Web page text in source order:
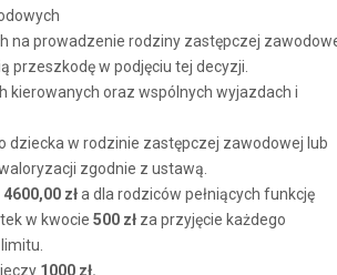
na prowadzenie rodziny zastępczej
w podjęciu tej decyzji.
kierowanych oraz wspólnych wyjazdach i
w rodzinie zastępczej zawodowej lub
zgodnie z ustawą.
4600,00 zła dla rodziców pełniących funkcję
w kwocie 500 zł za przyjęcie każdego
1000 zł.